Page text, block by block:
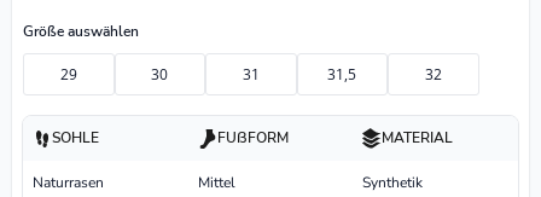
Größe auswählen
29 30 31 31,5 32
SOHLE
Naturrasen
FUßFORM
Mittel
MATERIAL
Synthetik